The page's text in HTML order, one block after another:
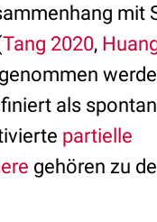
mit
Tang 2020,
als
partielle
gehören zu